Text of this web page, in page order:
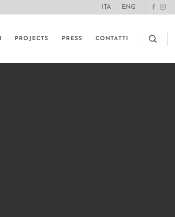
ITA ENG
PROJECTS PRESS CONTATTI